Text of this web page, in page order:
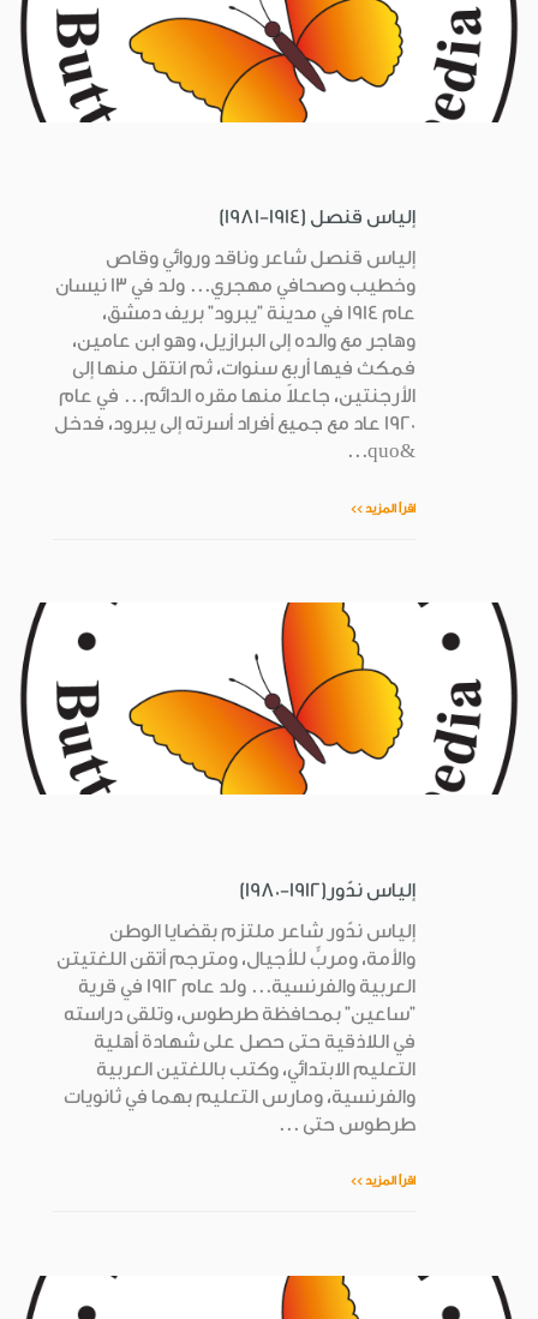
إلياس قنصل (1914-1981)
إلياس قنصل شاعر وناقد وروائي وقاص
وخطيب وصحافي مهجري... ولد في 13 نيسان
عام 1914 في مدينة "يبرود" بريف دمشق،
وهاجر مع والده إلى البرازيل، وهو ابن عامين،
فمكث فيها أربع سنوات، ثم انتقل منها إلى
الأرجنتين، جاعلاً منها مقره الدائم... في عام
1920 عاد مع جميع أفراد أسرته إلى يبرود، فدخل
&quo...
اقرأ المزيد >>
إلياس ندّور(1912-1980)
إلياس ندّور شاعر ملتزم بقضايا الوطن
والأمة، ومربٍّ للأجيال، ومترجم أتقن اللغتيتن
العربية والفرنسية... ولد عام 1912 في قرية
"ساعين" بمحافظة طرطوس، وتلقى دراسته
في اللاذقية حتى حصل على شهادة أهلية
التعليم الابتدائي، وكتب باللغتين العربية
والفرنسية، ومارس التعليم بهما في ثانويات
طرطوس حتى ...
اقرأ المزيد >>